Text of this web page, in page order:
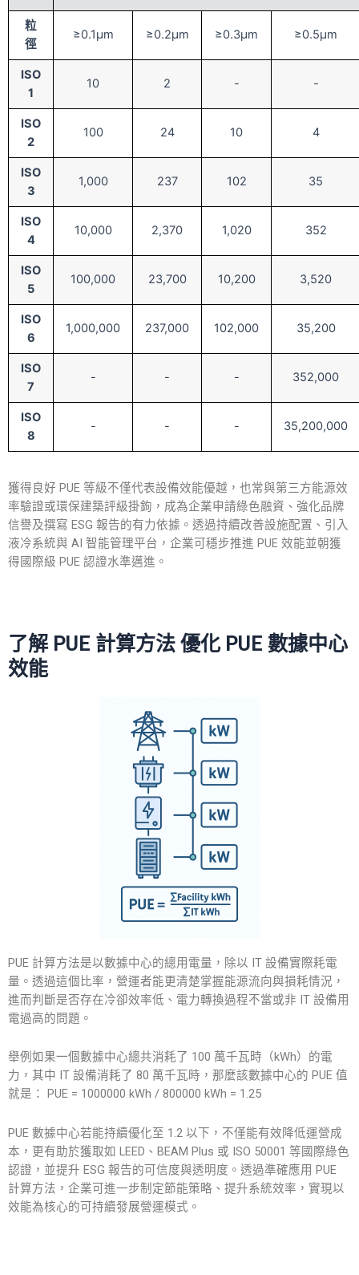
粒
徑
≥0.1μm ≥0.2μm ≥0.3μm ≥0.5μm
ISO
1
10 2 - -
ISO
2
100 24 10 4
ISO
3
1,000 237 102 35
ISO
4
10,000 2,370 1,020 352
ISO
5
100,000 23,700 10,200 3,520
ISO
6
1,000,000 237,000 102,000 35,200
ISO
7
- - - 352,000
ISO
8
- - - 35,200,000
獲得良好 PUE 等級不僅代表設備效能優越，也常與第三方能源效
率驗證或環保建築評級掛鉤，成為企業申請綠色融資、強化品牌
信譽及撰寫 ESG 報告的有力依據。透過持續改善設施配置、引入
液冷系統與 AI 智能管理平台，企業可穩步推進 PUE 效能並朝獲
得國際級 PUE 認證水準邁進。
了解 PUE 計算方法 優化 PUE 數據中心
效能
PUE 計算方法是以數據中心的總用電量，除以 IT 設備實際耗電
量。透過這個比率，營運者能更清楚掌握能源流向與損耗情況，
進而判斷是否存在冷卻效率低、電力轉換過程不當或非 IT 設備用
電過高的問題。
舉例如果一個數據中心總共消耗了 100 萬千瓦時（kWh）的電
力，其中 IT 設備消耗了 80 萬千瓦時，那麼該數據中心的 PUE 值
就是： PUE = 1000000 kWh / 800000 kWh = 1.25
PUE 數據中心若能持續優化至 1.2 以下，不僅能有效降低運營成
本，更有助於獲取如 LEED、BEAM Plus 或 ISO 50001 等國際綠色
認證，並提升 ESG 報告的可信度與透明度。透過準確應用 PUE
計算方法，企業可進一步制定節能策略、提升系統效率，實現以
效能為核心的可持續發展營運模式。